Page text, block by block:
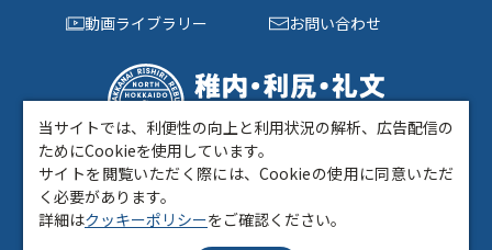
動画ライブラリー
お問い合わせ
〒097-0022 稚内市中央3丁目6－1 キタカラ1階
TEL:0162-73-0014 FAX:0162-24-0016
きた・北海道DMO について 当サイトについて
当サイトでは、利便性の向上と利用状況の解析、広告配信の
ためにCookieを使用しています。
サイトを閲覧いただく際には、Cookieの使用に同意いただ
く必要があります。
詳細はクッキーポリシーをご確認ください。